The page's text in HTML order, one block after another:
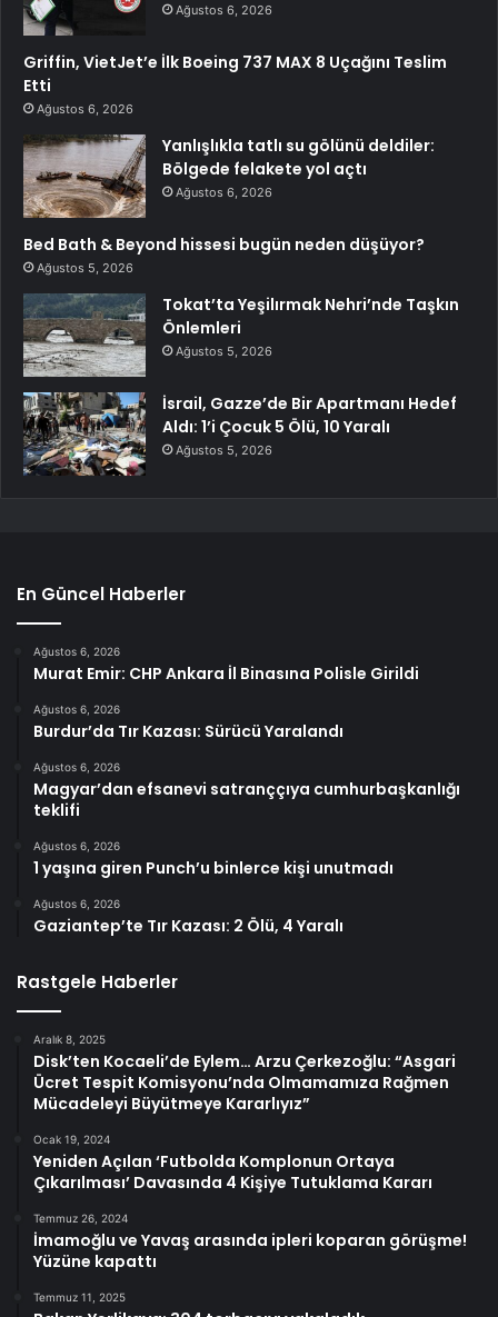
Ağustos 6, 2026
Griffin, VietJet’e İlk Boeing 737 MAX 8 Uçağını Teslim
Etti
Ağustos 6, 2026
Yanlışlıkla tatlı su gölünü deldiler:
Bölgede felakete yol açtı
Ağustos 6, 2026
Bed Bath & Beyond hissesi bugün neden düşüyor?
Ağustos 5, 2026
Tokat’ta Yeşilırmak Nehri’nde Taşkın
Önlemleri
Ağustos 5, 2026
İsrail, Gazze’de Bir Apartmanı Hedef
Aldı: 1’i Çocuk 5 Ölü, 10 Yaralı
Ağustos 5, 2026
En Güncel Haberler
Ağustos 6, 2026
Murat Emir: CHP Ankara İl Binasına Polisle Girildi
Ağustos 6, 2026
Burdur’da Tır Kazası: Sürücü Yaralandı
Ağustos 6, 2026
Magyar’dan efsanevi satranççıya cumhurbaşkanlığı
teklifi
Ağustos 6, 2026
1 yaşına giren Punch’u binlerce kişi unutmadı
Ağustos 6, 2026
Gaziantep’te Tır Kazası: 2 Ölü, 4 Yaralı
Rastgele Haberler
Aralık 8, 2025
Disk’ten Kocaeli’de Eylem… Arzu Çerkezoğlu: “Asgari
Ücret Tespit Komisyonu’nda Olmamamıza Rağmen
Mücadeleyi Büyütmeye Kararlıyız”
Ocak 19, 2024
Yeniden Açılan ‘Futbolda Komplonun Ortaya
Çıkarılması’ Davasında 4 Kişiye Tutuklama Kararı
Temmuz 26, 2024
İmamoğlu ve Yavaş arasında ipleri koparan görüşme!
Yüzüne kapattı
Temmuz 11, 2025